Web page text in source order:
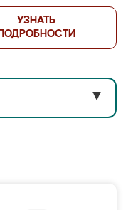
УЗНАТЬ
ПОДРОБНОСТИ
▼